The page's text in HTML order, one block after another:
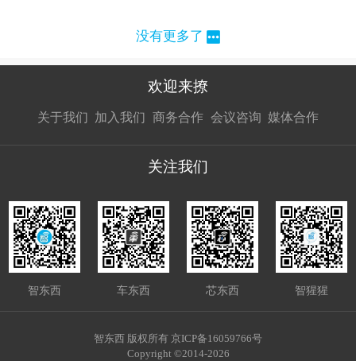
没有更多了
欢迎来撩
关于我们 加入我们
接扔简历
商务合作
接开聊
会议咨询 媒体合作
接开聊
关注我们
智东西 车东西 芯东西 智猩猩
智东西 版权所有 京ICP备16059766号
Copyright ©2014-2026